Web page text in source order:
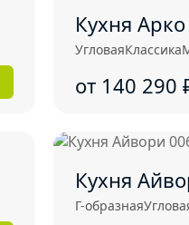
Кухня
УгловаяКлассика
от 140 290
Кухня
Г-образная